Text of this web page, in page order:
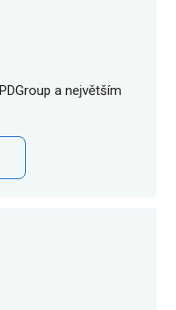
a největším